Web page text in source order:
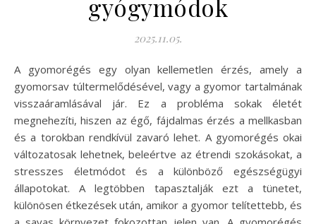
gyógymódok
2025.11.05.
A gyomorégés egy olyan kellemetlen érzés, amely a
gyomorsav túltermelődésével, vagy a gyomor tartalmának
visszaáramlásával jár. Ez a probléma sokak életét
megnehezíti, hiszen az égő, fájdalmas érzés a mellkasban
és a torokban rendkívül zavaró lehet. A gyomorégés okai
változatosak lehetnek, beleértve az étrendi szokásokat, a
stresszes életmódot és a különböző egészségügyi
állapotokat. A legtöbben tapasztalják ezt a tünetet,
különösen étkezések után, amikor a gyomor telítettebb, és